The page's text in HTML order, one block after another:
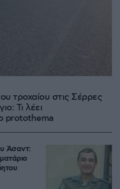
τροχαίου στις Σέρρες
Τι λέει
protothema
Άσαντ: